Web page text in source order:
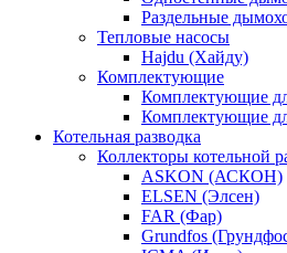
Раздельные
Тепловые насосы
Hajdu (Хайду)
Комплектующие
Комплектующие
Комплектующие
Котельная разводка
Коллекторы котельной
ASKON (АСКОН)
ELSEN (Элсен)
FAR (Фар)
Grundfos